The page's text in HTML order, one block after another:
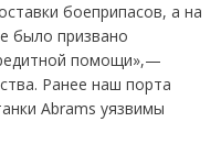
боеприпасов, а на
было призвано
помощи»,—
Ранее наш порта
Abrams уязвимы